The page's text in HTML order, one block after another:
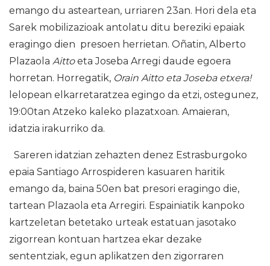
emango du asteartean, urriaren 23an. Hori dela eta
Sarek mobilizazioak antolatu ditu bereziki epaiak
eragingo dien presoen herrietan. Oñatin, Alberto
Plazaola Aittoeta Joseba Arregi daude egoera
horretan. Horregatik, Orain Aitto eta Joseba etxera!
lelopean elkarretaratzea egingo da etzi, ostegunez,
19:00tan Atzeko kaleko plazatxoan. Amaieran,
idatzia irakurriko da.
Sareren idatzian zehazten denez Estrasburgoko
epaia Santiago Arrospideren kasuaren haritik
emango da, baina 50en bat presori eragingo die,
tartean Plazaola eta Arregiri. Espainiatik kanpoko
kartzeletan betetako urteak estatuan jasotako
zigorrean kontuan hartzea ekar dezake
sententziak, egun aplikatzen den zigorraren